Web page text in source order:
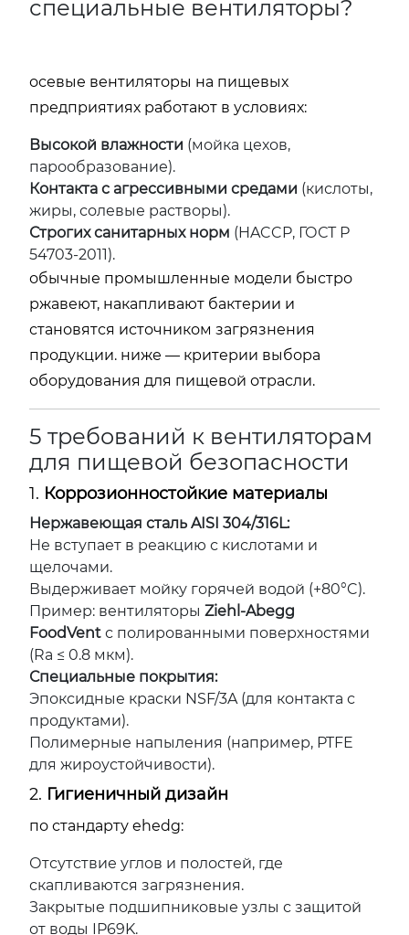
специальные вентиляторы?
осевые вентиляторы на пищевых
предприятиях работают в условиях:
Высокой влажности (мойка цехов,
парообразование).
Контакта с агрессивными средами (кислоты,
жиры, солевые растворы).
Строгих санитарных норм (HACCP, ГОСТ Р
54703-2011).
обычные промышленные модели быстро
ржавеют, накапливают бактерии и
становятся источником загрязнения
продукции. ниже — критерии выбора
оборудования для пищевой отрасли.
5 требований к вентиляторам
для пищевой безопасности
1. Коррозионностойкие материалы
Нержавеющая сталь AISI 304/316L:
Не вступает в реакцию с кислотами и
щелочами.
Выдерживает мойку горячей водой (+80°C).
Пример: вентиляторы Ziehl-Abegg
FoodVent с полированными поверхностями
(Ra ≤ 0.8 мкм).
Специальные покрытия:
Эпоксидные краски NSF/3A (для контакта с
продуктами).
Полимерные напыления (например, PTFE
для жироустойчивости).
2. Гигиеничный дизайн
по стандарту ehedg:
Отсутствие углов и полостей, где
скапливаются загрязнения.
Закрытые подшипниковые узлы с защитой
от воды IP69K.